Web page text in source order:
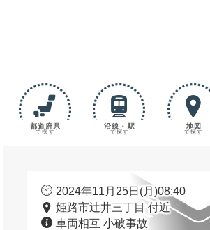
都道府県
で探す
沿線・駅
で探す
地図
で探す
2024年11月25日(月)08:40
姫路市辻井三丁目 付近
車両相互 小破事故